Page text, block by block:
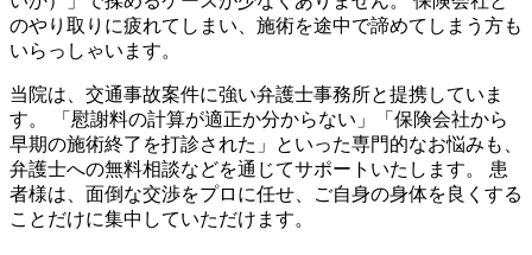
のやり取りに疲れてしまい、施術を途中で諦めてしまう方も
いらっしゃいます。
当院は、交通事故案件に強い弁護士事務所と提携していま
す。 「慰謝料の計算が適正か分からない」「保険会社から
早期の施術終了を打診された」といった専門的なお悩みも、
弁護士への無料相談などを通じてサポートいたします。 患
者様は、面倒な交渉をプロに任せ、ご自身の身体を良くする
ことだけに集中していただけます。